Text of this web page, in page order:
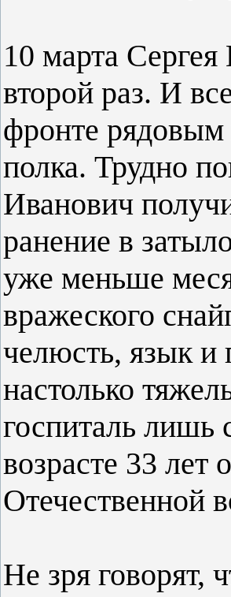
10 марта
второй раз. И
фронте рядовым
полка. Трудно
Иванович
ранение в
уже меньше
вражеского
челюсть, язык и
настолько
госпиталь лишь
возрасте 33 лет
Отечественной
Не зря говорят,